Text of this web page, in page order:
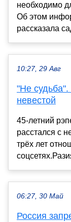
необходимо
Об этом
рассказала
10:27, 29 Авг
"Не
невестой
45-летний
расстался с
трёх лет
06:27, 30 Май
Россия